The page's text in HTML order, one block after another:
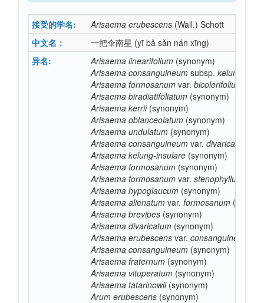
接受的学名: Arisaema erubescens (Wall.) Schott
中文名：
一把伞南星 (yī bǎ sǎn nán xīng)
异名:
Arisaema linearifolium (synonym)
Arisaema consanguineum subsp. kelung-
Arisaema formosanum var. bicolorifolium
Arisaema biradiatifoliatum (synonym)
Arisaema kerrii(synonym)
Arisaema oblanceolatum (synonym)
Arisaema undulatum (synonym)
Arisaema consanguineum var. divaricatum
Arisaema kelung-insulare (synonym)
Arisaema formosanum (synonym)
Arisaema formosanum var. stenophyllum
Arisaema hypoglaucum (synonym)
Arisaema alienatum var. formosanum
Arisaema brevipes (synonym)
Arisaema divaricatum (synonym)
Arisaema erubescens var. consanguineum
Arisaema consanguineum (synonym)
Arisaema fraternum (synonym)
Arisaema vituperatum (synonym)
Arisaema tatarinowii(synonym)
Arum erubescens (synonym)